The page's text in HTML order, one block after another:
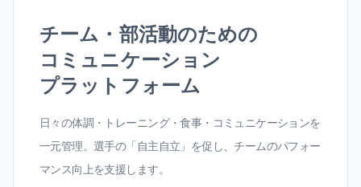
チーム・部活動のための
コミュニケーション
プラットフォーム
日々の体調・トレーニング・食事・コミュニケーションを
一元管理。選手の「自主自立」を促し、チームのパフォー
マンス向上を支援します。